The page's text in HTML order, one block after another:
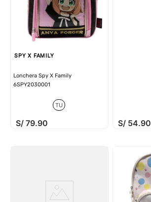
SPY X FAMILY
Lonchera Spy X Family
6SPY2030001
TU
S/ 79.90 S/ 54.90